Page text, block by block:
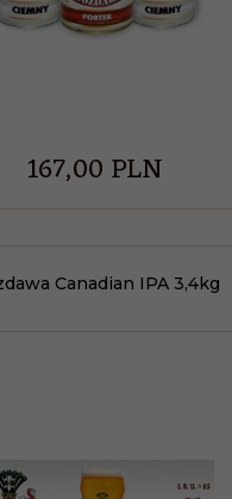
167,00PLN
Canadian IPA 3,4kg